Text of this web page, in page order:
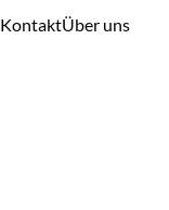
KontaktÜber uns